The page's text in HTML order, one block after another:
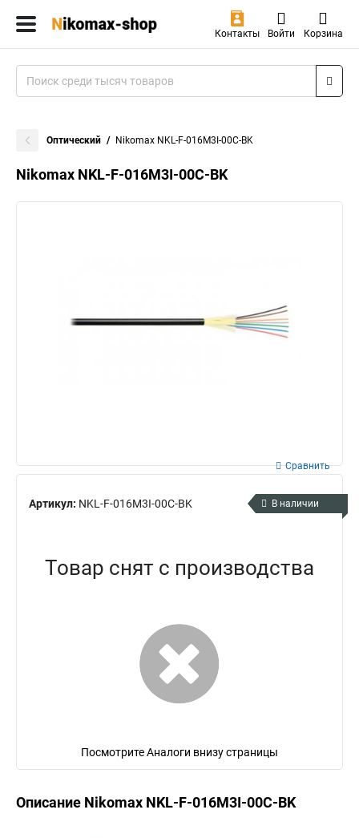
Контакты Войти Корзина
Оптический Nikomax NKL-F-016M3I-00C-BK
Nikomax NKL-F-016M3I-00C-BK
Артикул: NKL-F-016M3I-00C-BK
Сравнить
В наличии
Товар снят с производства
Посмотрите Аналоги внизу страницы
Описание Nikomax NKL-F-016M3I-00C-BK